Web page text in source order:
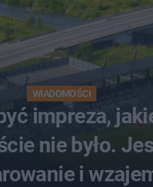
WIADOMOŚCI
impreza,
nie było.
i